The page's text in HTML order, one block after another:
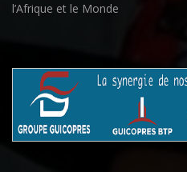
l’Afrique et le Monde